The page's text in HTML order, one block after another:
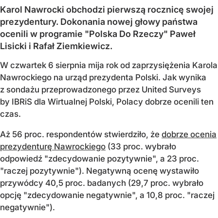
Karol Nawrocki obchodzi pierwszą rocznicę swojej
prezydentury. Dokonania nowej głowy państwa
ocenili w programie "Polska Do Rzeczy" Paweł
Lisicki i Rafał Ziemkiewicz.
W czwartek 6 sierpnia mija rok od zaprzysiężenia Karola
Nawrockiego na urząd prezydenta Polski. Jak wynika
z sondażu przeprowadzonego przez United Surveys
by IBRiS dla Wirtualnej Polski, Polacy dobrze ocenili ten
czas.
Aż 56 proc. respondentów stwierdziło, że dobrze ocenia
prezydenturę Nawrockiego (33 proc. wybrało
odpowiedź "zdecydowanie pozytywnie", a 23 proc.
"raczej pozytywnie"). Negatywną ocenę wystawiło
przywódcy 40,5 proc. badanych (29,7 proc. wybrało
opcję "zdecydowanie negatywnie", a 10,8 proc. "raczej
negatywnie").